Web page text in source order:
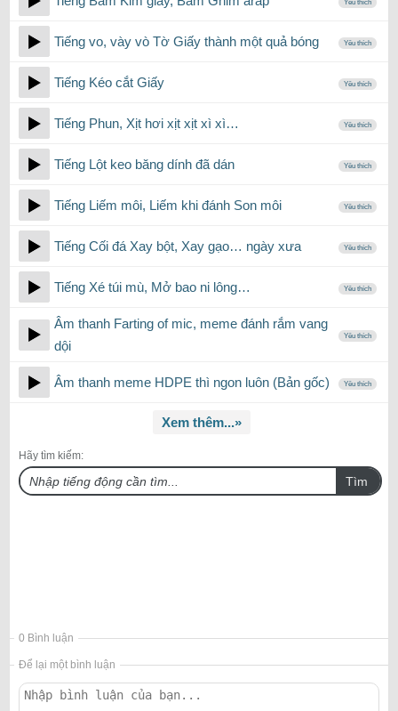
Yêu thích
Tiếng vo, vày vò Tờ Giấy thành một quả bóng Yêu thích
Tiếng Kéo cắt Giấy Yêu thích
Tiếng Phun, Xịt hơi xịt xịt xì xì… Yêu thích
Tiếng Lột keo băng dính đã dán Yêu thích
Tiếng Liếm môi, Liếm khi đánh Son môi Yêu thích
Tiếng Cối đá Xay bột, Xay gạo… ngày xưa Yêu thích
Tiếng Xé túi mù, Mở bao ni lông… Yêu thích
Âm thanh Farting of mic, meme đánh rắm vang
dội
Yêu thích
Âm thanh meme HDPE thì ngon luôn (Bản gốc) Yêu thích
Xem thêm...»
Hãy tìm kiếm:
Tìm
0 Bình luận
Để lại một bình luận